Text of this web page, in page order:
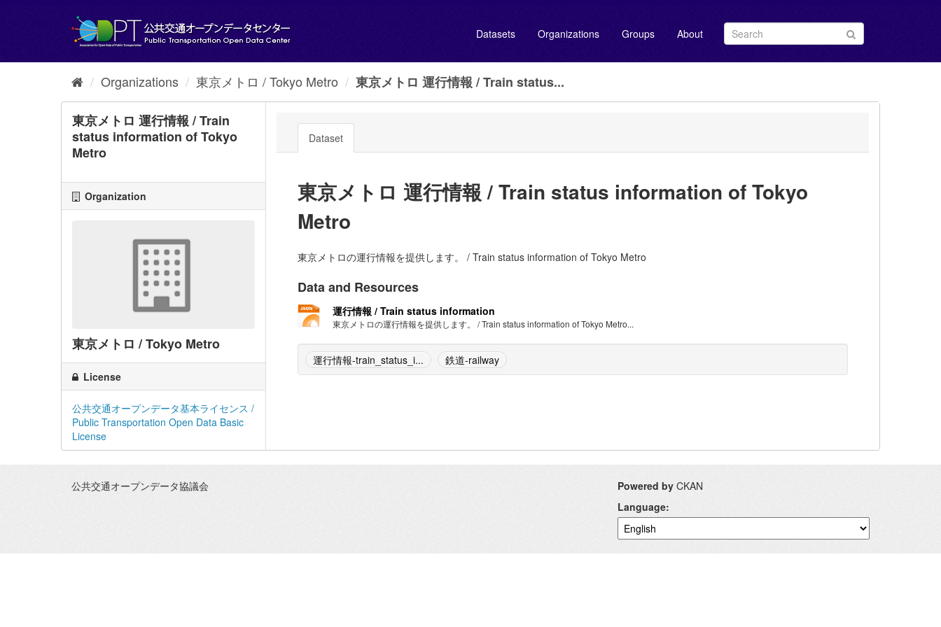
Datasets Organizations Groups About
Organizations 東京メトロ / Tokyo Metro 東京メトロ 運行情報 / Train status...
東京メトロ 運行情報 / Train
status information of Tokyo
Metro
Organization
東京メトロ / Tokyo Metro
License
公共交通オープンデータ基本ライセンス /
Public Transportation Open Data Basic
License
Dataset
東京メトロ 運行情報 / Train status information of Tokyo
Metro
東京メトロの運行情報を提供します。 / Train status information of Tokyo Metro
Data and Resources
運行情報 / Train status information
東京メトロの運行情報を提供します。 / Train status information of Tokyo Metro...
運行情報-train_status_i... 鉄道-railway
公共交通オープンデータ協議会 Powered by CKAN
Language